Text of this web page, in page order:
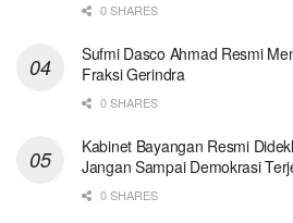
0 SHARES
Sufmi Dasco Ahmad Resmi
Fraksi Gerindra
0 SHARES
Kabinet Bayangan Resmi
Jangan Sampai Demokrasi
0 SHARES